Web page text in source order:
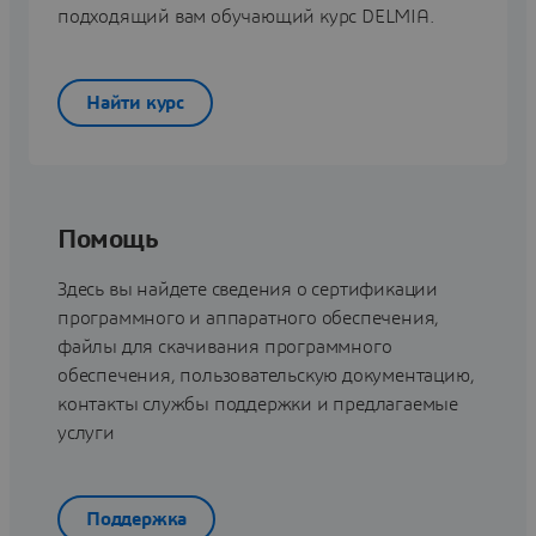
подходящий вам обучающий курс DELMIA.
Найти курс
Помощь
Здесь вы найдете сведения о сертификации
программного и аппаратного обеспечения,
файлы для скачивания программного
обеспечения, пользовательскую документацию,
контакты службы поддержки и предлагаемые
услуги
Поддержка